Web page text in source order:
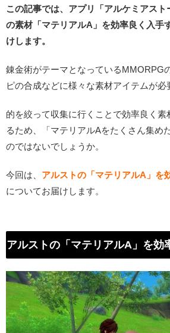
この記事では、アプリ「アルケミアスト
の素材「マテリアルA」を効率良く入手
けします。
錬金術がテーマとなっているMMORPG
ピの合成などに様々な素材アイテムが必
的を絞って収集に行くことで効率良く素
るため、「マテリアルAをたくさん集め
のではないでしょうか。
今回は、 アルストの「マテリアルA」を
についてお届けします。
アルストの「マテリアルA」を効